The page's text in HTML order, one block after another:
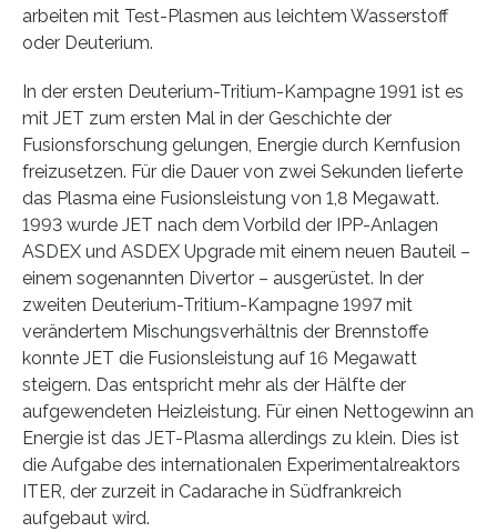
arbeiten mit Test-Plasmen aus leichtem Wasserstoff
oder Deuterium.
In der ersten Deuterium-Tritium-Kampagne 1991 ist es
mit JET zum ersten Mal in der Geschichte der
Fusionsforschung gelungen, Energie durch Kernfusion
freizusetzen. Für die Dauer von zwei Sekunden lieferte
das Plasma eine Fusionsleistung von 1,8 Megawatt.
1993 wurde JET nach dem Vorbild der IPP-Anlagen
ASDEX und ASDEX Upgrade mit einem neuen Bauteil –
einem sogenannten Divertor – ausgerüstet. In der
zweiten Deuterium-Tritium-Kampagne 1997 mit
verändertem Mischungsverhältnis der Brennstoffe
konnte JET die Fusionsleistung auf 16 Megawatt
steigern. Das entspricht mehr als der Hälfte der
aufgewendeten Heizleistung. Für einen Nettogewinn an
Energie ist das JET-Plasma allerdings zu klein. Dies ist
die Aufgabe des internationalen Experimentalreaktors
ITER, der zurzeit in Cadarache in Südfrankreich
aufgebaut wird.